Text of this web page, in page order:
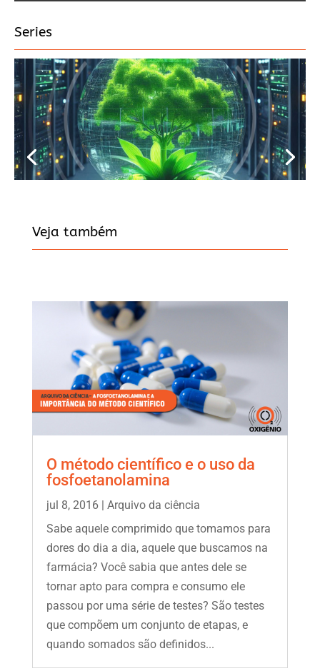
Series
Veja também
O método científico e o uso da
fosfoetanolamina
jul 8, 2016| Arquivo da ciência
Sabe aquele comprimido que tomamos para
dores do dia a dia, aquele que buscamos na
farmácia? Você sabia que antes dele se
tornar apto para compra e consumo ele
passou por uma série de testes? São testes
que compõem um conjunto de etapas, e
quando somados são definidos...